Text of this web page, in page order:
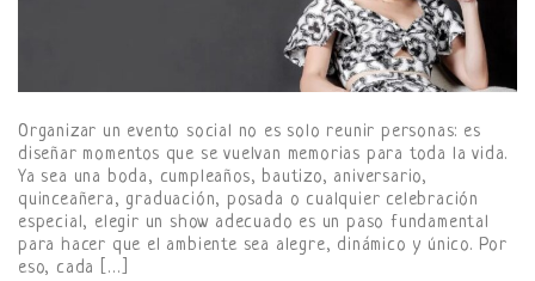
Organizar un evento social no es solo reunir personas: es
diseñar momentos que se vuelvan memorias para toda la vida.
Ya sea una boda, cumpleaños, bautizo, aniversario,
quinceañera, graduación, posada o cualquier celebración
especial, elegir un show adecuado es un paso fundamental
para hacer que el ambiente sea alegre, dinámico y único. Por
eso, cada […]